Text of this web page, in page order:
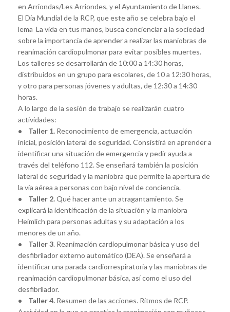
en Arriondas/Les Arriondes, y el Ayuntamiento de Llanes.
El Día Mundial de la RCP, que este año se celebra bajo el
lema La vida en tus manos, busca concienciar a la sociedad
sobre la importancia de aprender a realizar las maniobras de
reanimación cardiopulmonar para evitar posibles muertes.
Los talleres se desarrollarán de 10:00 a 14:30 horas,
distribuidos en un grupo para escolares, de 10 a 12:30 horas,
y otro para personas jóvenes y adultas, de 12:30 a 14:30
horas.
A lo largo de la sesión de trabajo se realizarán cuatro
actividades:
• Taller 1. Reconocimiento de emergencia, actuación
inicial, posición lateral de seguridad. Consistirá en aprender a
identificar una situación de emergencia y pedir ayuda a
través del teléfono 112. Se enseñará también la posición
lateral de seguridad y la maniobra que permite la apertura de
la vía aérea a personas con bajo nivel de conciencia.
• Taller 2.Qué hacer ante un atragantamiento. Se
explicará la identificación de la situación y la maniobra
Heimlich para personas adultas y su adaptación a los
menores de un año.
• Taller 3. Reanimación cardiopulmonar básica y uso del
desfibrilador externo automático (DEA). Se enseñará a
identificar una parada cardiorrespiratoria y las maniobras de
reanimación cardiopulmonar básica, así como el uso del
desfibrilador.
• Taller 4. Resumen de las acciones. Ritmos de RCP.